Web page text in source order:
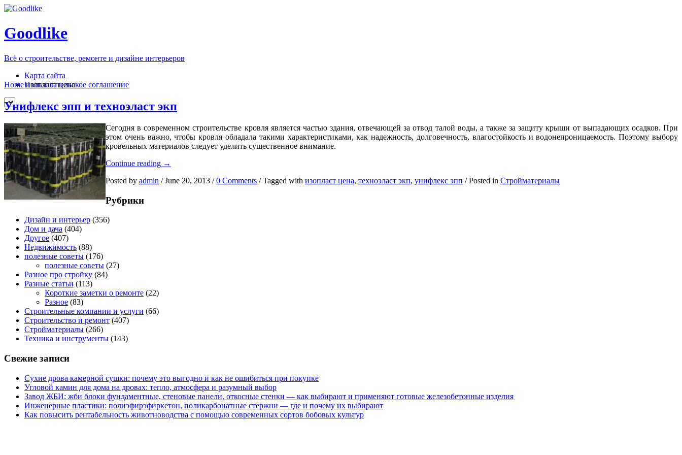
Goodlike
Всё о строительстве, ремонте и дизайне интерьеров
Карта сайта
Пользовательское соглашение
Home изопласт цена
Унифлекс эпп и техноэласт экп
Сегодня в современном строительстве кровля является частью здания, отвечающей за отвод талой воды, а также за защиту крыши от выпадающих осадков. При
этом очень важно, чтобы кровля обладала такими характеристиками, как надежность, долговечность, влагостойкость и водонепроницаемость. Поэтому выбору
кровельных материалов следует уделить существенное внимание.
Continue reading Унифлекс
и
→
Posted by admin / June 20, 2013 / 0 Comments / Tagged with изопласт цена, техноэласт экп, унифлекс эпп / Posted in Стройматериалы
Рубрики
Дизайн и интерьер (356)
Дом и дача (404)
Другое (407)
Недвижимость (88)
полезные советы (176)
полезные советы (27)
Разное про стройку (84)
Разные статьи (113)
Короткие заметки о ремонте (22)
Разное (83)
Строительные компании и услуги (66)
Строительство и ремонт (407)
Стройматериалы (266)
Техника и инструменты (143)
Свежие записи
Сухие дрова камерной сушки: почему это выгодно и как не ошибиться при покупке
Угловой камин для дома на дровах: тепло, атмосфера и разумный выбор
Завод ЖБИ: жби блоки фундаментные, стеновые панели, откосные стенки — как выбирают и применяют готовые железобетонные изделия
Инженерные пластики: полиэфирэфиркетон, поликарбонатные стержни — где и почему их выбирают
Как повысить рентабельность животноводства с помощью современных сортов бобовых культур